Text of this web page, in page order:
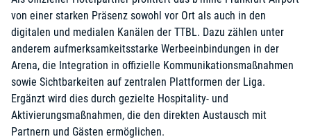
von einer starken Präsenz sowohl vor Ort als auch in den
digitalen und medialen Kanälen der TTBL. Dazu zählen unter
anderem aufmerksamkeitsstarke Werbeeinbindungen in der
Arena, die Integration in offizielle Kommunikationsmaßnahmen
sowie Sichtbarkeiten auf zentralen Plattformen der Liga.
Ergänzt wird dies durch gezielte Hospitality- und
Aktivierungsmaßnahmen, die den direkten Austausch mit
Partnern und Gästen ermöglichen.